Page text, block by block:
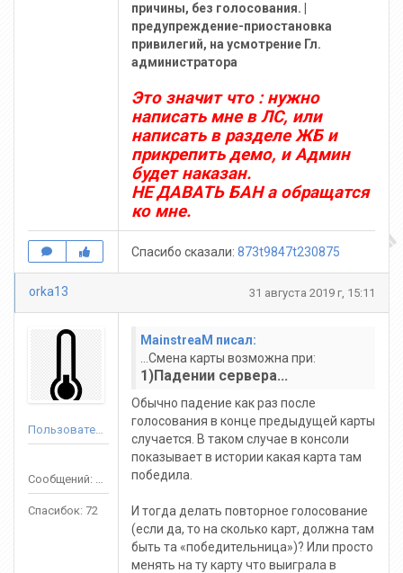
причины, без голосования. |
предупреждение-приостановка
привилегий, на усмотрение Гл.
администратора
Это значит что : нужно
написать мне в ЛС, или
написать в разделе ЖБ и
прикрепить демо, и Админ
будет наказан.
НЕ ДАВАТЬ БАН а обращатся
ко мне.
Спасибо сказали: 873t9847t230875
orka13 31 августа 2019 г, 15:11
Пользователь
Сообщений: 58
Спасибок: 72
MainstreaM писал:
...Смена карты возможна при:
1)Падении сервера...
Обычно падение как раз после
голосования в конце предыдущей карты
случается. В таком случае в консоли
показывает в истории какая карта там
победила.
И тогда делать повторное голосование
(если да, то на сколько карт, должна там
быть та «победительница»)? Или просто
менять на ту карту что выиграла в